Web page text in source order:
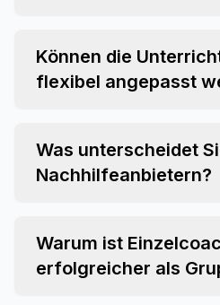
Können die
flexibel angepasst
Was unterscheidet
Nachhilfeanbietern?
Warum ist
erfolgreicher als